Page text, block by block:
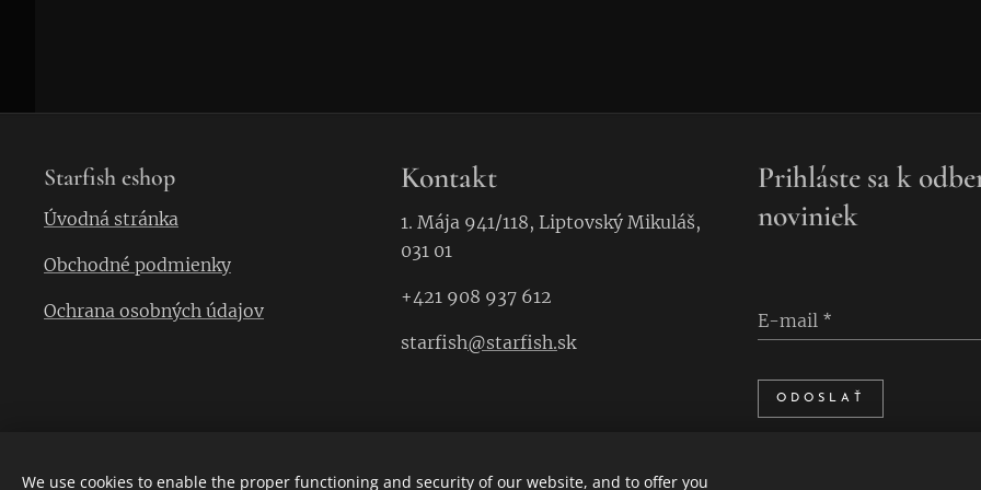
Starfish eshop
Úvodná stránka
Obchodné podmienky
Ochrana osobných údajov
Kontakt
1. Mája 941/118, Liptovský Mikuláš,
031 01
+421 908 937 612
starfish@starfish.sk
Prihláste sa k
noviniek
E-mail
ODOSLAŤ
We use cookies to enable the proper functioning and security of our website, and to offer you